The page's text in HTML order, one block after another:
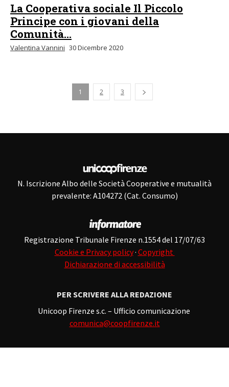
La Cooperativa sociale Il Piccolo
Principe con i giovani della
Comunità...
Valentina Vannini 30 Dicembre 2020
1 2 3
N. Iscrizione Albo delle Società Cooperative e mutualità
prevalente: A104272 (Cat. Consumo)
Registrazione Tribunale Firenze n.1554 del 17/07/63
Cookie e Privacy policy· Copyright
Dichiarazione di accessibilità
PER SCRIVERE ALLA REDAZIONE
Unicoop Firenze s.c. – Ufficio comunicazione
comunica@coopfirenze.it